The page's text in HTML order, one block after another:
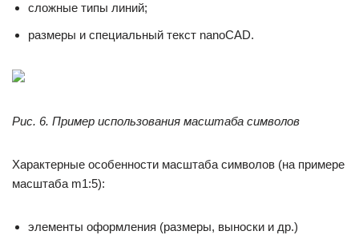
сложные типы линий;
размеры и специальный текст nanoCAD.
Рис. 6. Пример использования масштаба символов
Характерные особенности масштаба символов (на примере
масштаба m1:5):
элементы оформления (размеры, выноски и др.)